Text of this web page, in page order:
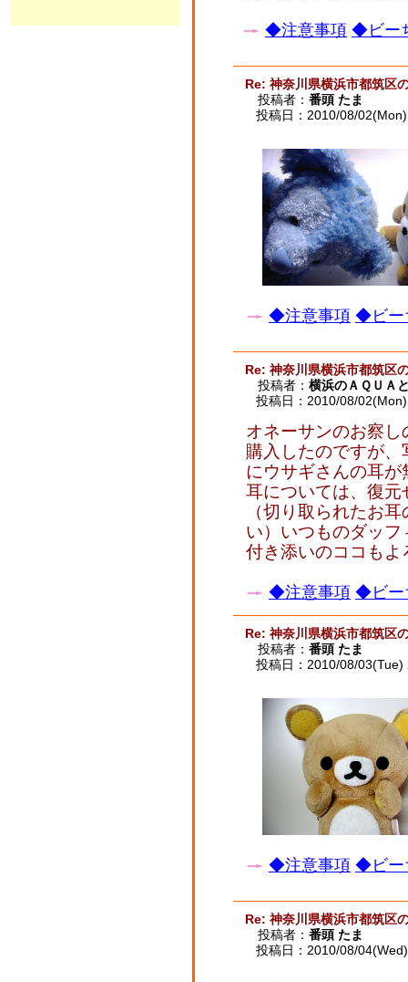
◆注意事項 ◆ビー
Re: 神奈川県横浜市都筑区
投稿者： 番頭 たま
投稿日：2010/08/
◆注意事項 ◆ビー
Re: 神奈川県横浜市都筑区
投稿者： 横浜のＡＱＵＡ
投稿日：2010/08/
オネーサンのお察
購入したのですが
にウサギさんの耳
耳については、復
（切り取られたお
い）いつものダッ
付き添いのココも
◆注意事項 ◆ビー
Re: 神奈川県横浜市都筑区
投稿者： 番頭 たま
投稿日：2010/08/
◆注意事項 ◆ビー
Re: 神奈川県横浜市都筑区
投稿者： 番頭 たま
投稿日：2010/08/